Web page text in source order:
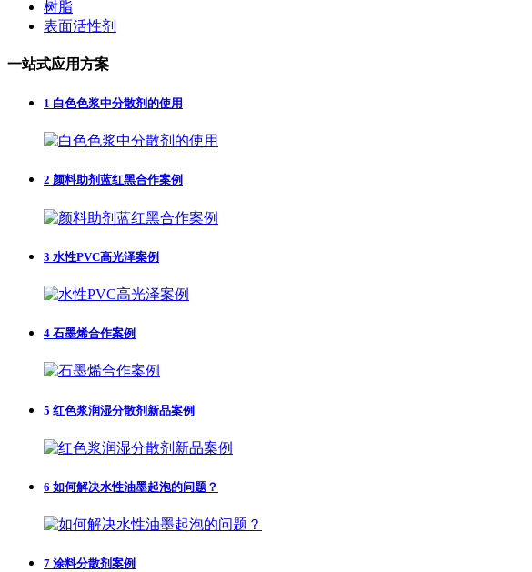
树脂
表面活性剂
一站式应用方案
1 白色色浆中分散剂的使用
2 颜料助剂蓝红黑合作案例
3 水性PVC高光泽案例
4 石墨烯合作案例
5 红色浆润湿分散剂新品案例
6 如何解决水性油墨起泡的问题？
7 涂料分散剂案例